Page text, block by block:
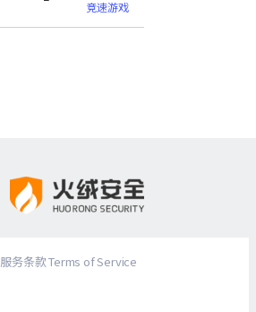
竞速游戏
服务条款 Terms of Service